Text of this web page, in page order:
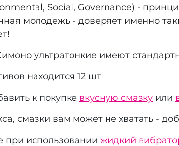
Social, Governance) -
молодежь - доверяет именно
ультратонкие имеют
находится 12 шт
к покупке вкусную смазку или
смазки вам может не хватать -
при использовании жидкий